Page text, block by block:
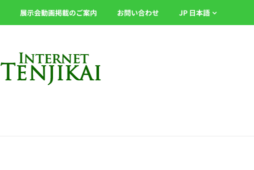
展示会動画掲載のご案内 お問い合わせ JP 日本語